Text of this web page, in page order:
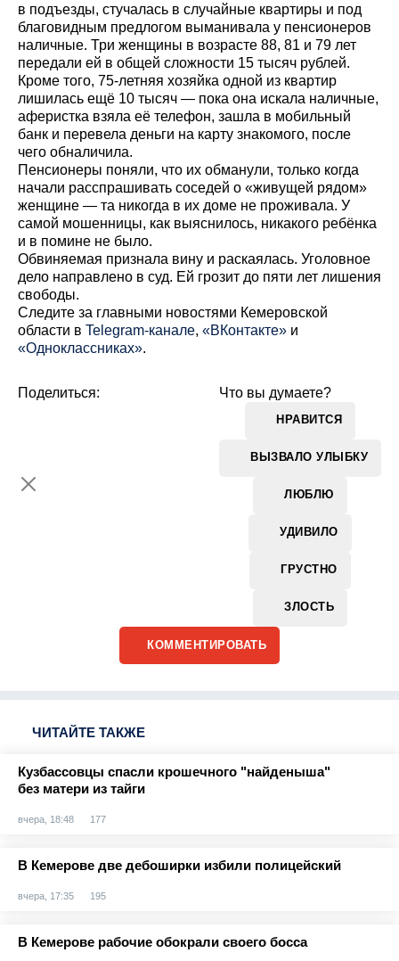
в подъезды, стучалась в случайные квартиры и под
благовидным предлогом выманивала у пенсионеров
наличные. Три женщины в возрасте 88, 81 и 79 лет
передали ей в общей сложности 15 тысяч рублей.
Кроме того, 75-летняя хозяйка одной из квартир
лишилась ещё 10 тысяч — пока она искала наличные,
аферистка взяла её телефон, зашла в мобильный
банк и перевела деньги на карту знакомого, после
чего обналичила.
Пенсионеры поняли, что их обманули, только когда
начали расспрашивать соседей о «живущей рядом»
женщине — та никогда в их доме не проживала. У
самой мошенницы, как выяснилось, никакого ребёнка
и в помине не было.
Обвиняемая признала вину и раскаялась. Уголовное
дело направлено в суд. Ей грозит до пяти лет лишения
свободы.
Cледите за главными новостями Кемеровской
области в Telegram-канале, «ВКонтакте» и
«Одноклассниках».
Что вы думаете?
НРАВИТСЯ
ВЫЗВАЛО УЛЫБКУ
ЛЮБЛЮ
УДИВИЛО
ГРУСТНО
ЗЛОСТЬ
Поделиться:
КОММЕНТИРОВАТЬ
ЧИТАЙТЕ ТАКЖЕ
Кузбассовцы спасли крошечного "найденыша"
без матери из тайги
вчера, 18:48 177
В Кемерове две дебоширки избили полицейский
вчера, 17:35 195
В Кемерове рабочие обокрали своего босса